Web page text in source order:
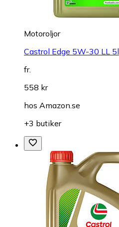
Motoroljor
Castrol Edge 5W-30 LL 5l
fr.
558 kr
hos Amazon.se
+3 butiker